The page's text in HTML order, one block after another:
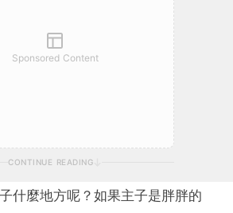
Sponsored Content
CONTINUE READING
什麼地方呢？如果主子是胖胖的